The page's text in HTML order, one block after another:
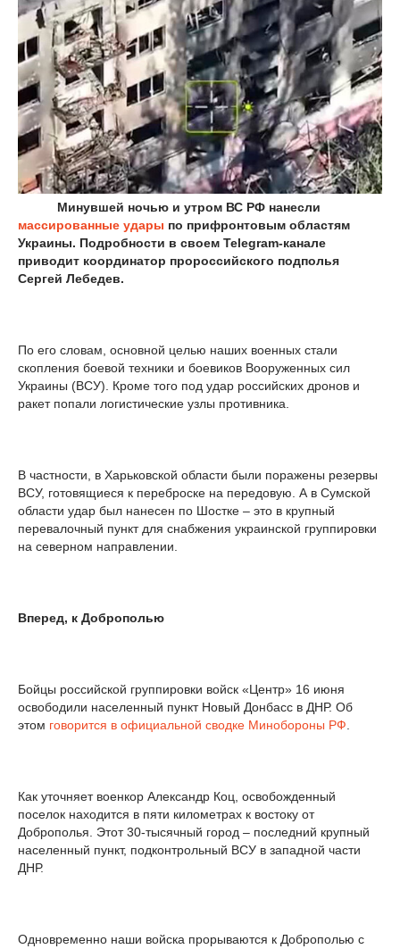
Минувшей ночью и утром ВС РФ нанесли
массированные удары по прифронтовым областям
Украины. Подробности в своем Telegram-канале
приводит координатор пророссийского подполья
Сергей Лебедев.
По его словам, основной целью наших военных стали
скопления боевой техники и боевиков Вооруженных сил
Украины (ВСУ). Кроме того под удар российских дронов и
ракет попали логистические узлы противника.
В частности, в Харьковской области были поражены резервы
ВСУ, готовящиеся к переброске на передовую. А в Сумской
области удар был нанесен по Шостке – это в крупный
перевалочный пункт для снабжения украинской группировки
на северном направлении.
Вперед, к Доброполью
Бойцы российской группировки войск «Центр» 16 июня
освободили населенный пункт Новый Донбасс в ДНР. Об
этом говорится в официальной сводке Минобороны РФ
Как уточняет военкор Александр Коц, освобожденный
поселок находится в пяти километрах к востоку от
Доброполья. Этот 30-тысячный город – последний крупный
населенный пункт, подконтрольный ВСУ в западной части
ДНР.
Одновременно наши войска прорываются к Доброполью с